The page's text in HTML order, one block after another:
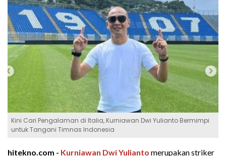
Kini Cari Pengalaman di Italia, Kurniawan Dwi Yulianto Bermimpi
untuk Tangani Timnas Indonesia
hitekno.com - Kurniawan Dwi Yulianto merupakan striker